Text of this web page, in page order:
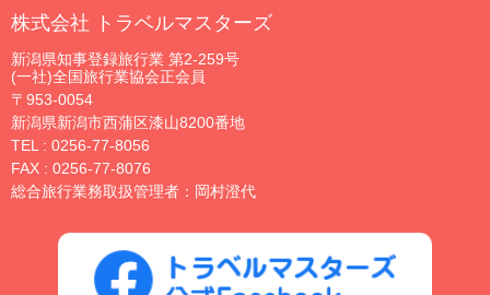
株式会社 トラベルマスターズ
新潟県知事登録旅行業 第2-259号
(一社)全国旅行業協会正会員
〒953-0054
新潟県新潟市西蒲区漆山8200番地
TEL : 0256-77-8056
FAX : 0256-77-8076
総合旅行業務取扱管理者：岡村澄代